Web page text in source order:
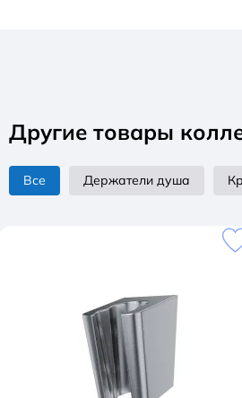
Другие товары
Все Держатели душа